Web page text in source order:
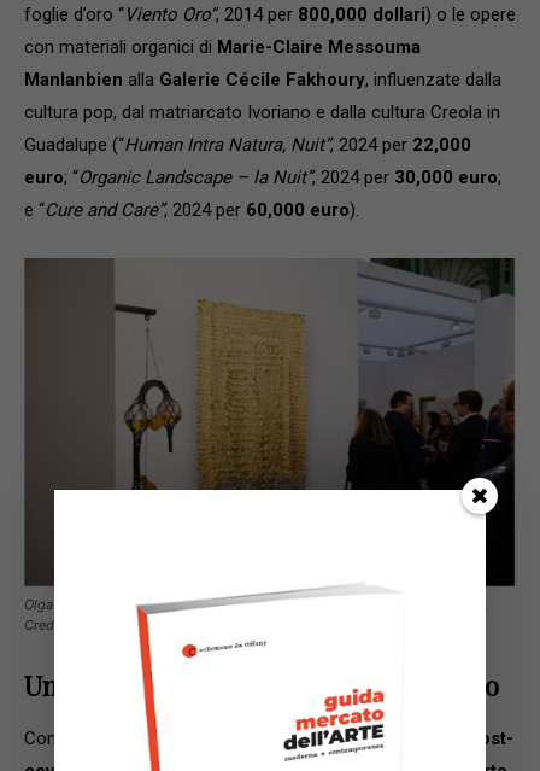
foglie d’oro “Viento Oro”, 2014 per 800,000 dollari) o le opere
con materiali organici di Marie-Claire Messouma
Manlanbien alla Galerie Cécile Fakhoury, influenzate dalla
cultura pop, dal matriarcato Ivoriano e dalla cultura Creola in
Guadalupe (“Human Intra Natura, Nuit”, 2024 per 22,000
euro; “Organic Landscape – la Nuit”, 2024 per 30,000 euro;
e “Cure and Care”, 2024 per 60,000 euro).
Olga de Amaral, “Viento Oro” (2014), Lisson Gallery a Art Basel Paris 2024,
Credit Art Basel.
Un mercato più inclusivo e democratico
Come accennavamo all’inizio, nel complesso il
periodo post-